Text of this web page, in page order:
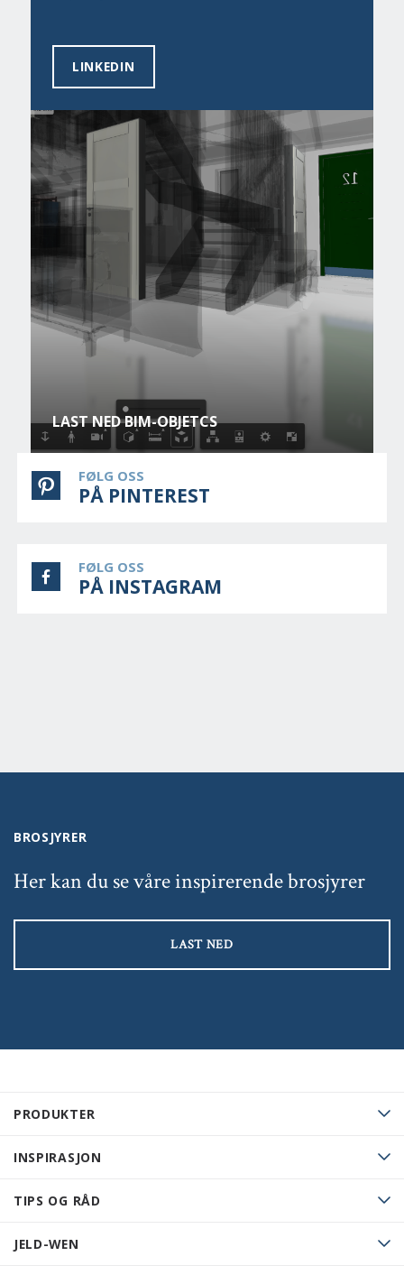
LINKEDIN
LAST NED BIM-OBJETCS
FØLG OSS
PÅ PINTEREST
FØLG OSS
PÅ INSTAGRAM
PRODUKTER
INSPIRASJON
TIPS OG RÅD
JELD-WEN
BROSJYRER
Her kan du se våre inspirerende brosjyrer
LAST NED